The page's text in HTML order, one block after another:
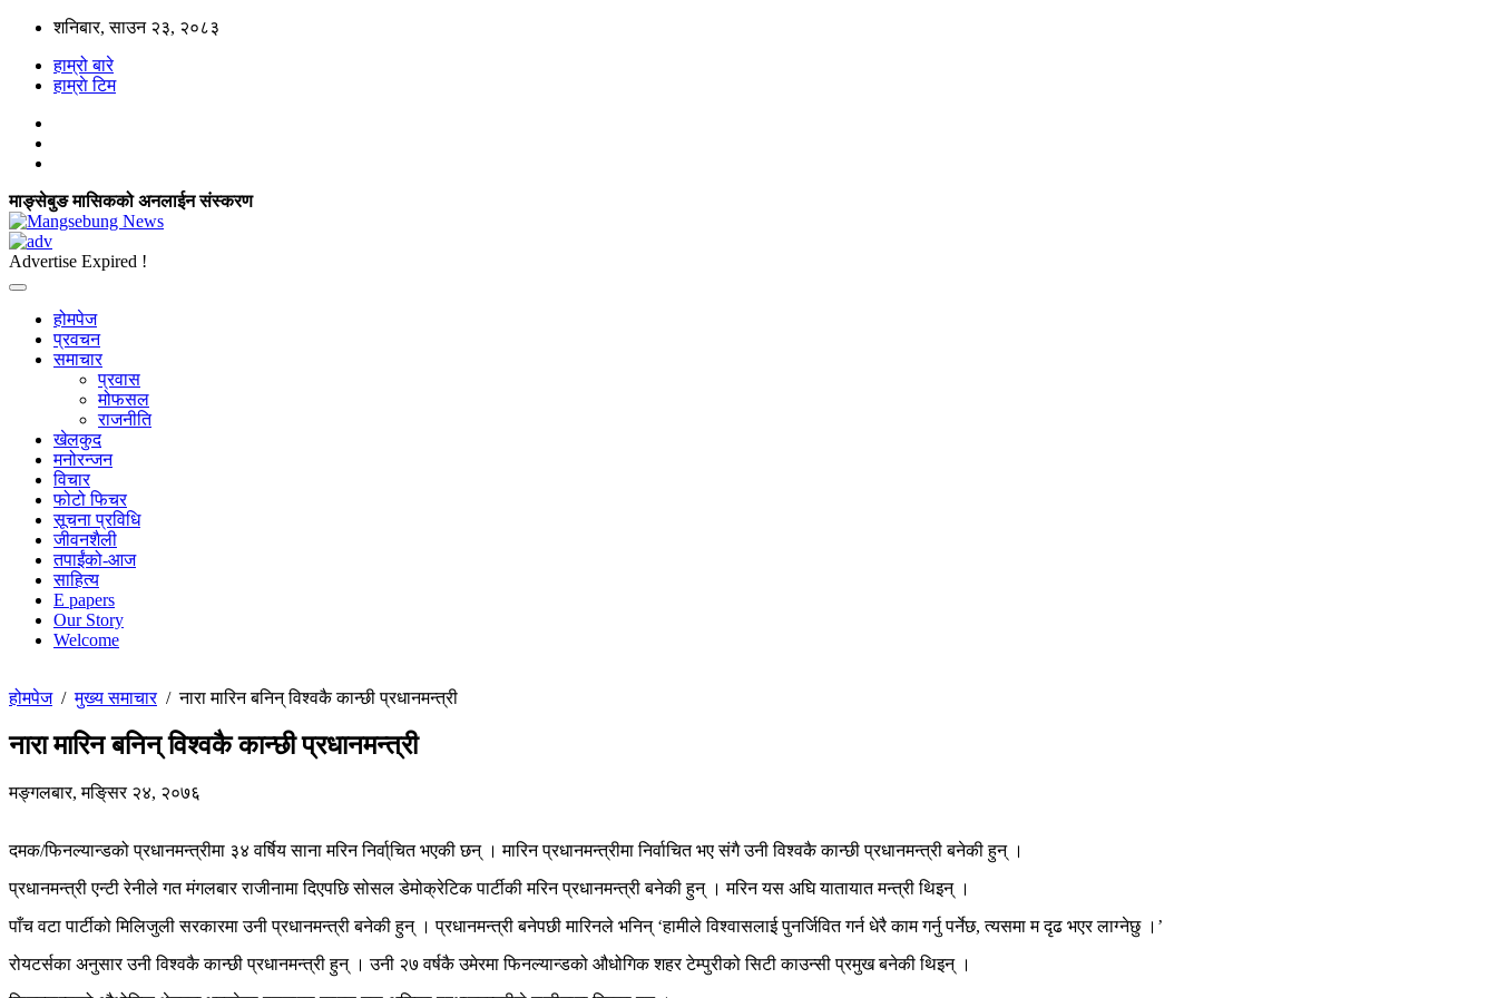
शनिबार, साउन २३, २०८३
हाम्रो बारे
हाम्राे टिम
माङ्सेबुङ मासिकको अनलाईन संस्करण
Advertise Expired !
होमपेज
प्रवचन
समाचार
प्रवास
मोफसल
राजनीति
खेलकुद
मनोरन्जन
विचार
फोटो फिचर
सूचना प्रविधि
जीवनशैली
तपाईंको-आज
साहित्य
E papers
Our Story
Welcome
होमपेज/मुख्य समाचार/नारा मारिन बनिन् विश्वकै कान्छी प्रधानमन्त्री
नारा मारिन बनिन् विश्वकै कान्छी प्रधानमन्त्री
मङ्गलबार, मङि्सर २४, २०७६
दमक/फिनल्यान्डको प्रधानमन्त्रीमा ३४ वर्षिय साना मरिन निर्वा्चित भएकी छन् । मारिन प्रधानमन्त्रीमा निर्वाचित भए संगै उनी विश्वकै कान्छी प्रधानमन्त्री बनेकी हुन् ।
प्रधानमन्त्री एन्टी रेनीले गत मंगलबार राजीनामा दिएपछि सोसल डेमोक्रेटिक पार्टीकी मरिन प्रधानमन्त्री बनेकी हुन् । मरिन यस अघि यातायात मन्त्री थिइन् ।
पाँच वटा पार्टीको मिलिजुली सरकारमा उनी प्रधानमन्त्री बनेकी हुन् । प्रधानमन्त्री बनेपछी मारिनले भनिन् ‘हामीले विश्वासलाई पुनर्जिवित गर्न धेरै काम गर्नु पर्नेछ, त्यसमा म दृढ भएर लाग्नेछु ।’
रोयटर्सका अनुसार उनी विश्वकै कान्छी प्रधानमन्त्री हुन् । उनी २७ वर्षकै उमेरमा फिनल्यान्डको औधोगिक शहर टेम्पुरीको सिटी काउन्सी प्रमुख बनेकी थिइन् ।